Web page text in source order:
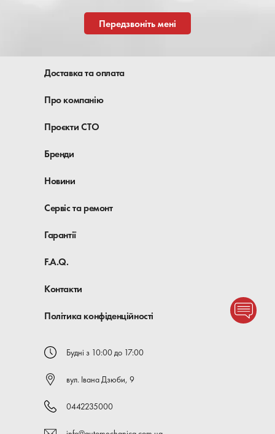
Передзвоніть мені
Доставка та оплата
Про компанію
Проєкти СТО
Бренди
Новини
Сервіс та ремонт
Гарантії
F.A.Q.
Контакти
Політика конфіденційності
Будні з 10:00 до 17:00
вул. Івана Дзюби, 9
0442235000